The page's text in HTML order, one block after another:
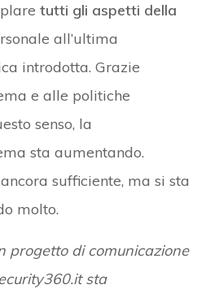
tutti gli aspetti della
all’ultima
introdotta. Grazie
e alle politiche
senso, la
sta aumentando.
sufficiente, ma si sta
molto.
progetto di comunicazione
sta